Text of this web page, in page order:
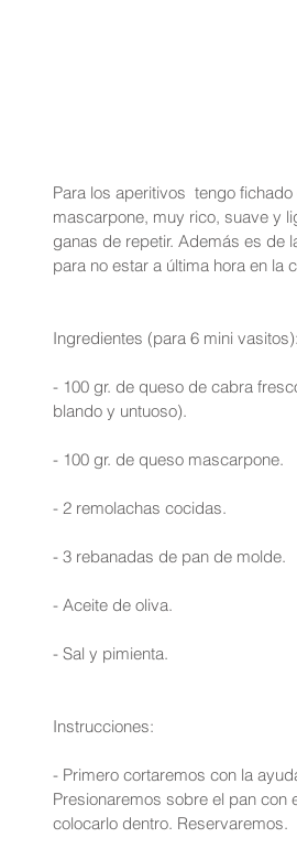
Para los aperitivos  tengo
mascarpone, muy rico, suave y
ganas de repetir. Además es
para no estar a última hora en la
Ingredientes (para 6 mini vasitos):
- 100 gr. de queso de cabra
blando y untuoso).
- 100 gr. de queso mascarpone.
- 2 remolachas cocidas.
- 3 rebanadas de pan de molde.
- Aceite de oliva.
- Sal y pimienta.
Instrucciones:
- Primero cortaremos con la
Presionaremos sobre el pan
colocarlo dentro. Reservaremos.